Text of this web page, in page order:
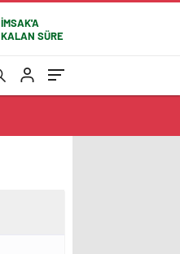
İMSAK'A
KALAN SÜRE